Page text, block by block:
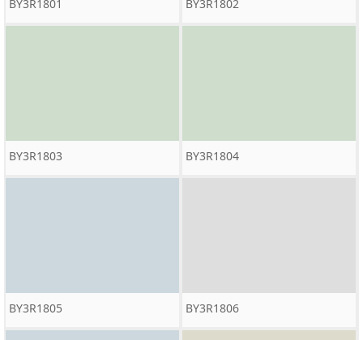
BY3R1801 BY3R1802
BY3R1803 BY3R1804
BY3R1805 BY3R1806